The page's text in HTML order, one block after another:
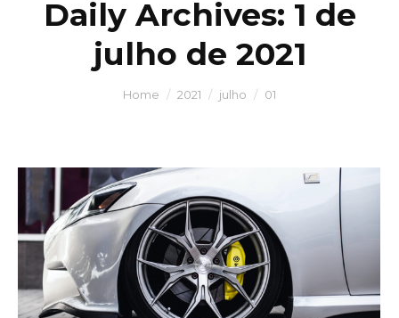
Daily Archives: 1 de
julho de 2021
Home 2021 julho 01